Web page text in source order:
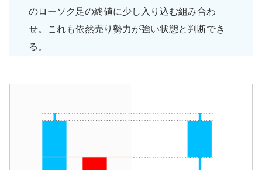
のローソク足の終値に少し入り込む組み合わ
せ。これも依然売り勢力が強い状態と判断でき
る。